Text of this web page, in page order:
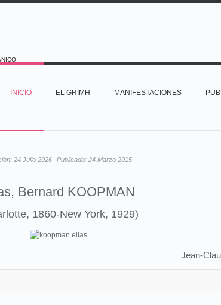
INICIO EL GRIMH MANIFESTACIONES
24 Julio 2026 Publicado: 24 Marzo 2015
Bernard KOOPMAN
1860-New York, 1929)
Jean-